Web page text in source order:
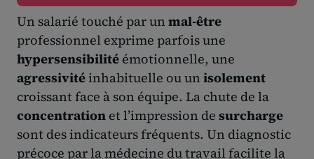
Un salarié touché par un mal-être
professionnel exprime parfois une
hypersensibilité émotionnelle, une
agressivitéinhabituelle ou un isolement
croissant face à son équipe. La chute de la
concentration et l’impression de surcharge
sont des indicateurs fréquents. Un diagnostic
précoce par la médecine du travail facilite la